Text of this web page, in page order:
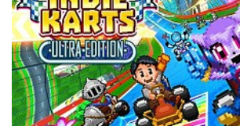
Arctico (Eternal Winter)